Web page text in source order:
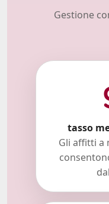
Gestione
tasso
Gli affitti a